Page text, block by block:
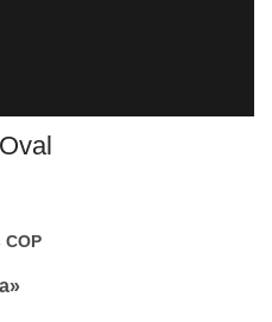
COP